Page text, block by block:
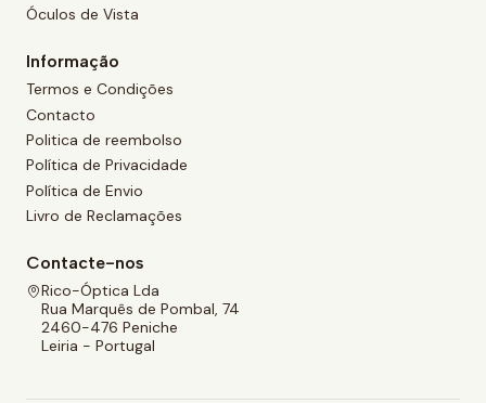
Óculos de Vista
Informação
Termos e Condições
Contacto
Politica de reembolso
Política de Privacidade
Política de Envio
Livro de Reclamações
Contacte-nos
Rico-Óptica Lda
Rua Marquês de Pombal, 74
2460-476 Peniche
Leiria - Portugal